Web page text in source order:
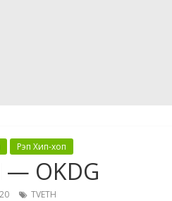
Рэп Хип-хоп
— OKDG
TVETH